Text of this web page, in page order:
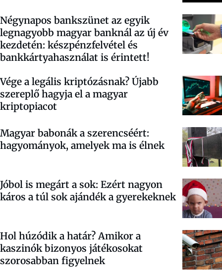
Négynapos bankszünet az egyik
legnagyobb magyar banknál az új év
kezdetén: készpénzfelvétel és
bankkártyahasználat is érintett!
Vége a legális kriptózásnak? Újabb
szereplő hagyja el a magyar
kriptopiacot
Magyar babonák a szerencséért:
hagyományok, amelyek ma is élnek
Jóbol is megárt a sok: Ezért nagyon
káros a túl sok ajándék a gyerekeknek
Hol húzódik a határ? Amikor a
kaszinók bizonyos játékosokat
szorosabban figyelnek